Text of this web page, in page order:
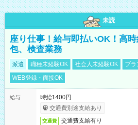
未読
座り仕事！給与即払いOK！高
包、検査業務
派遣 職種未経験OK 社会人未経験OK
ブラ
WEB登録・面接OK
給与
時給1400円
交通費別途支給あり
交通費 交通費支給有り